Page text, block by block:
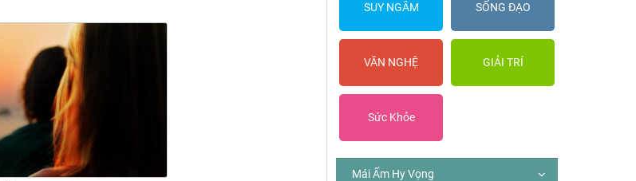
SUY NGẪM SỐNG ĐẠO
VĂN NGHỆ GIẢI TRÍ
Sức Khỏe
Mái Ấm Hy Vọng